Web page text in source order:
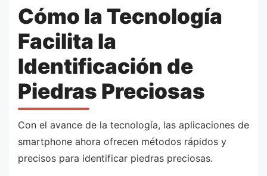
Cómo la Tecnología
Facilita la
Identificación de
Piedras Preciosas
Con el avance de la tecnología, las aplicaciones de
smartphone ahora ofrecen métodos rápidos y
precisos para identificar piedras preciosas.